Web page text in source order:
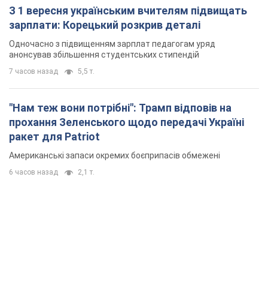
З 1 вересня українським вчителям підвищать
зарплати: Корецький розкрив деталі
Одночасно з підвищенням зарплат педагогам уряд
анонсував збільшення студентських стипендій
7 часов назад 5,5 т.
"Нам теж вони потрібні": Трамп відповів на
прохання Зеленського щодо передачі Україні
ракет для Patriot
Американські запаси окремих боєприпасів обмежені
6 часов назад 2,1 т.